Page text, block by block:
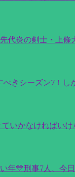
先代炎の剣士・上
べきシーズン7！し
いかなければい
年💛刑事7人、今